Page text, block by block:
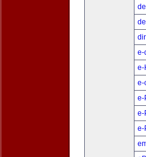
e-
e-
e-
e-
e-
e-